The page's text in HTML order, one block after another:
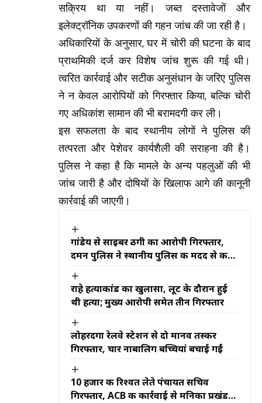
सक्रिय था या नहीं। जब्त दस्तावेजों और
इलेक्ट्रॉनिक उपकरणों की गहन जांच की जा रही है।
अधिकारियों के अनुसार, घर में चोरी की घटना के बाद
प्राथमिकी दर्ज कर विशेष जांच शुरू की गई थी।
त्वरित कार्रवाई और सटीक अनुसंधान के जरिए पुलिस
ने न केवल आरोपियों को गिरफ्तार किया, बल्कि चोरी
गए अधिकांश सामान की भी बरामदगी कर ली।
इस सफलता के बाद स्थानीय लोगों ने पुलिस की
तत्परता और पेशेवर कार्यशैली की सराहना की है।
पुलिस ने कहा है कि मामले के अन्य पहलुओं की भी
जांच जारी है और दोषियों के खिलाफ आगे की कानूनी
कार्रवाई की जाएगी।
गांडेय से साइबर ठगी का आरोपी गिरफ्तार,
दमन पुलिस ने स्थानीय पुलिस की मदद से की
राहे हत्याकांड का खुलासा, लूट के दौरान हुई
थी हत्या; मुख्य आरोपी समेत तीन गिरफ्तार
लोहरदगा रेलवे स्टेशन से दो मानव तस्कर
गिरफ्तार, चार नाबालिग बच्चियां बचाई गईं
10 हजार की रिश्वत लेते पंचायत सचिव
गिरफ्तार, ACB की कार्रवाई से मनिका प्रखंड